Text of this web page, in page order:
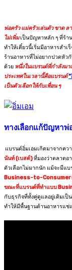
พ่อครัว แม่ครัวเล่นตัว ขาด ล
ไม่เพิ่มเป็นปัญหาหลัก ๆ ที่ร้า
ทำให้เดี๋ยวนี้เริ่มมีอาหารสำ
ร้านอาหารที่ไม่อยากปวดหัว
ด้วย หนึ่งในแบรนด์ที่กำลังมา
ประเทศในเวลานี้คือแบรนด์
เป็นตัวเลือกให้กับเพื่อน ๆ
ทางเลือกแก้ปัญหาพ่
แบรนด์อิ่มเอมเกิดมาจากคว
นันท์ (เบสต์)ที่มองว่าตลาดอ
ตัวเลือกไม่มากนัก แม้จะมีแ
Business-to-Consumer
ขณะที่แบรนด์ที่ทำแบบ
กับธุรกิจที่ทั้งคู่ดูแลอยู่เดิมเป็
ทำให้มีพื้นฐานด้านอาหารแช่